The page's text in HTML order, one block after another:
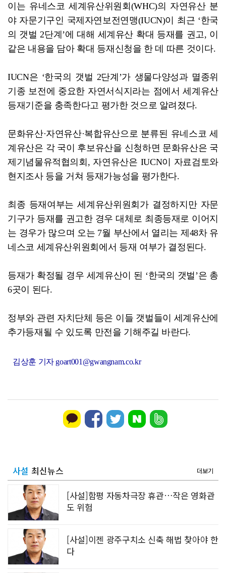
이는 유네스코 세계유산위원회(WHC)의 자연유산 분
야 자문기구인 국제자연보전연맹(IUCN)이 최근 ‘한국
의 갯벌 2단계’에 대해 세계유산 확대 등재를 권고, 이
같은 내용을 담아 확대 등재신청을 한 데 따른 것이다.
IUCN은 ‘한국의 갯벌 2단계’가 생물다양성과 멸종위
기종 보전에 중요한 자연서식지라는 점에서 세계유산
등재기준을 충족한다고 평가한 것으로 알려졌다.
문화유산·자연유산·복합유산으로 분류된 유네스코 세
계유산은 각 국이 후보유산을 신청하면 문화유산은 국
제기념물유적협의회, 자연유산은 IUCN이 자료검토와
현지조사 등을 거쳐 등재가능성을 평가한다.
최종 등재여부는 세계유산위원회가 결정하지만 자문
기구가 등재를 권고한 경우 대체로 최종등재로 이어지
는 경우가 많으며 오는 7월 부산에서 열리는 제48차 유
네스코 세계유산위원회에서 등재 여부가 결정된다.
등재가 확정될 경우 세계유산이 된 ‘한국의 갯벌’은 총
6곳이 된다.
정부와 관련 자치단체 등은 이들 갯벌들이 세계유산에
추가등재될 수 있도록 만전을 기해주길 바란다.
김상훈 기자 goart001@gwangnam.co.kr
사설 최신뉴스 더보기
[사설]함평 자동차극장 휴관…작은 영화관
도 위험
[사설]이젠 광주구치소 신축 해법 찾아야 한
다